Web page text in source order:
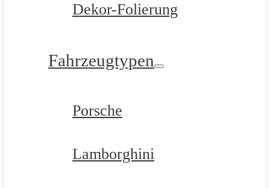
Dekor-Folierung
Fahrzeugtypen
Porsche
Lamborghini